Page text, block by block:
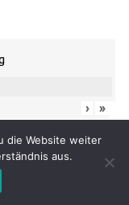
› »
8.30 – 16.00 Uhr,
die Website weiter
aus.